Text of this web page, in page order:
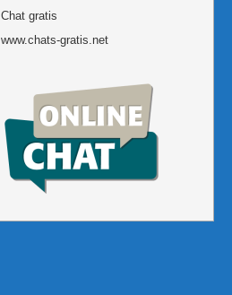
Chat gratis
www.chats-gratis.net